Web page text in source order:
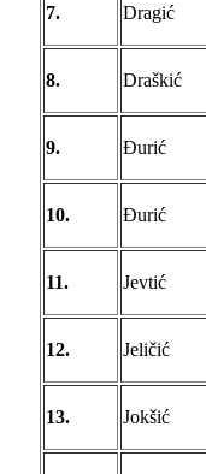
7. Dragić
8. Draškić
9. Đurić
10. Đurić
11. Jevtić
12. Jeličić
13. Jokšić